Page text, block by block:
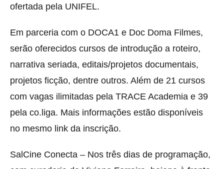
ofertada pela UNIFEL.
Em parceria com o DOCA1 e Doc Doma Filmes,
serão oferecidos cursos de introdução a roteiro,
narrativa seriada, editais/projetos documentais,
projetos ficção, dentre outros. Além de 21 cursos
com vagas ilimitadas pela TRACE Academia e 39
pela co.liga. Mais informações estão disponíveis
no mesmo link da inscrição.
SalCine Conecta – Nos três dias de programação,